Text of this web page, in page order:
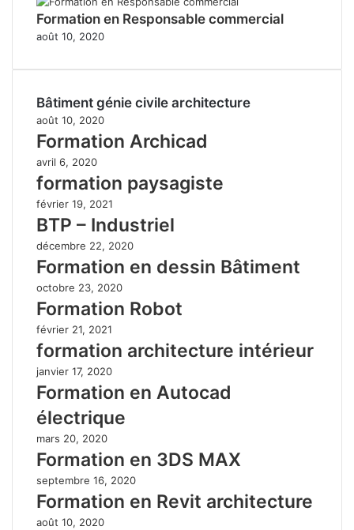
Formation en Responsable commercial
août 10, 2020
Bâtiment génie civile architecture
août 10, 2020
Formation Archicad
avril 6, 2020
formation paysagiste
février 19, 2021
BTP – Industriel
décembre 22, 2020
Formation en dessin Bâtiment
octobre 23, 2020
Formation Robot
février 21, 2021
formation architecture intérieur
janvier 17, 2020
Formation en Autocad
électrique
mars 20, 2020
Formation en 3DS MAX
septembre 16, 2020
Formation en Revit architecture
août 10, 2020